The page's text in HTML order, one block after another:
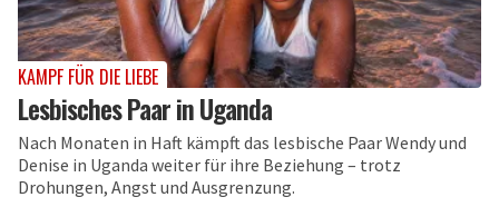
KAMPF FÜR DIE LIEBE
Lesbisches Paar in Uganda
Nach Monaten in Haft kämpft das lesbische Paar Wendy und
Denise in Uganda weiter für ihre Beziehung – trotz
Drohungen, Angst und Ausgrenzung.